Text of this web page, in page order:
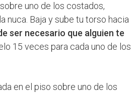
uno de los costados,
nuca. Baja y sube tu torso hacia
ser necesario que alguien te
15 veces para cada uno de los
en el piso sobre uno de los